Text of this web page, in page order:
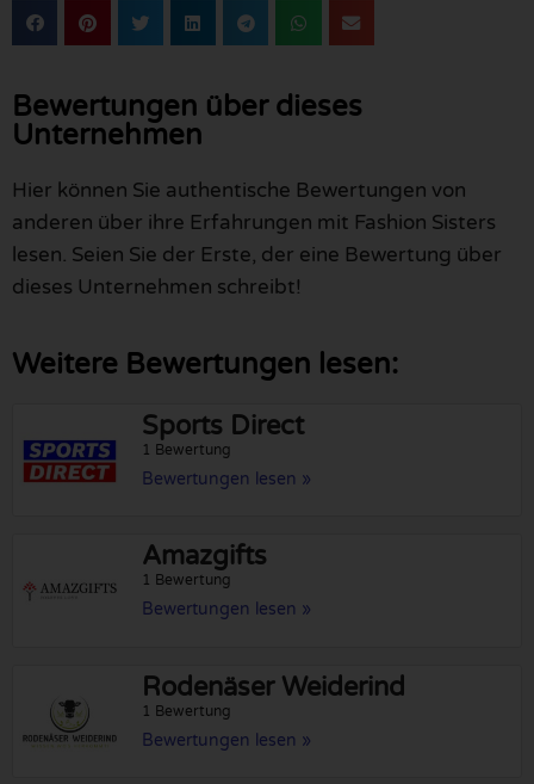
Bewertungen über dieses
Unternehmen
Hier können Sie authentische Bewertungen von
anderen über ihre Erfahrungen mit Fashion Sisters
lesen. Seien Sie der Erste, der eine Bewertung über
dieses Unternehmen schreibt!
Weitere Bewertungen lesen:
Sports Direct
1 Bewertung
Bewertungen lesen »
Amazgifts
1 Bewertung
Bewertungen lesen »
Rodenäser Weiderind
1 Bewertung
Bewertungen lesen »